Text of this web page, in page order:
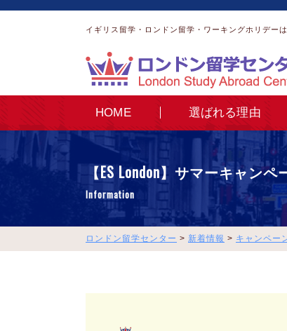
イギリス留学・ロンドン留学・ワーキングホリデー
HOME 選ばれる理由
【ES London】サマーキャン
Information
ロンドン留学センター > 新着情報 > キャンペー